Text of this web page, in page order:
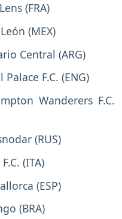
(FRA)
(MEX)
Central (ARG)
F.C. (ENG)
Wanderers F.C.
(RUS)
(ITA)
(ESP)
(BRA)